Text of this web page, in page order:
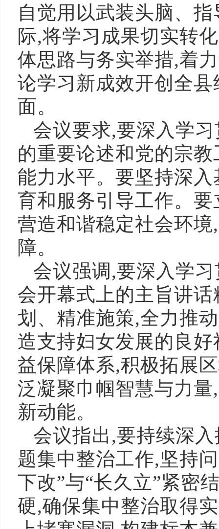
自觉用以武装头脑、
际,将学习成果切实转
体思路与务实举措,着
论学习新成效开创全
面。
会议要求,要深入学
的重要论述和党的宗
能力水平。要坚持深
育和服务引导工作。
营造和谐稳定社会环
障。
会议强调,要深入学
会开幕式上的主旨讲
划、精准施策,全力推
造支持妇女发展的良
益保障体系,积极拓展
泛凝聚巾帼智慧与力
新动能。
会议指出,要持续深
题集中整治工作,坚持
下改”与“长久立”紧密
硬,确保集中整治取得